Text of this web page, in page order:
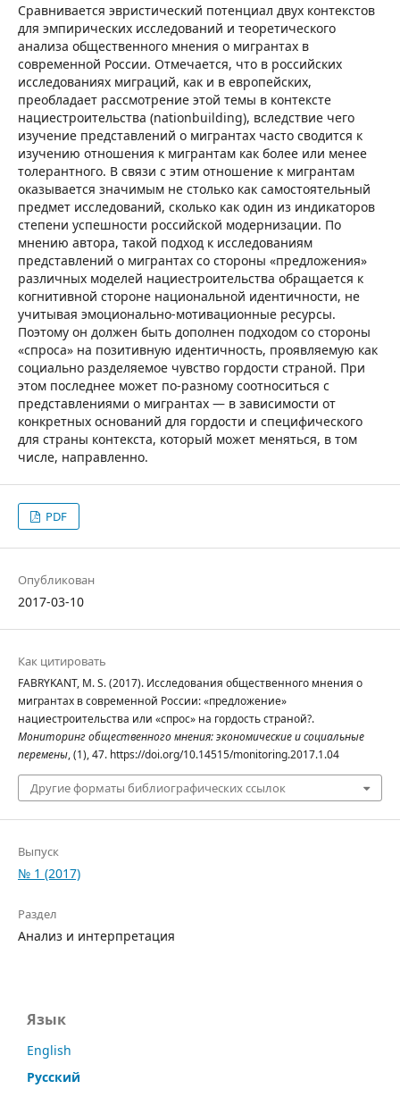
Сравнивается эвристический потенциал двух контекстов
для эмпирических исследований и теоретического
анализа общественного мнения о мигрантах в
современной России. Отмечается, что в российских
исследованиях миграций, как и в европейских,
преобладает рассмотрение этой темы в контексте
нациестроительства (nationbuilding), вследствие чего
изучение представлений о мигрантах часто сводится к
изучению отношения к мигрантам как более или менее
толерантного. В связи с этим отношение к мигрантам
оказывается значимым не столько как самостоятельный
предмет исследований, сколько как один из индикаторов
степени успешности российской модернизации. По
мнению автора, такой подход к исследованиям
представлений о мигрантах со стороны «предложения»
различных моделей нациестроительства обращается к
когнитивной стороне национальной идентичности, не
учитывая эмоционально-мотивационные ресурсы.
Поэтому он должен быть дополнен подходом со стороны
«спроса» на позитивную идентичность, проявляемую как
социально разделяемое чувство гордости страной. При
этом последнее может по-разному соотноситься с
представлениями о мигрантах — в зависимости от
конкретных оснований для гордости и специфического
для страны контекста, который может меняться, в том
числе, направленно.
PDF
Опубликован
2017-03-10
Как цитировать
FABRYKANT, M. S. (2017). Исследования общественного мнения о
мигрантах в современной России: «предложение»
нациестроительства или «спрос» на гордость страной?.
Мониторинг общественного мнения: экономические и социальные
перемены, (1), 47. https://doi.org/10.14515/monitoring.2017.1.04
Другие форматы библиографических ссылок
Выпуск
№ 1 (2017)
Раздел
Анализ и интерпретация
Язык
English
Русский